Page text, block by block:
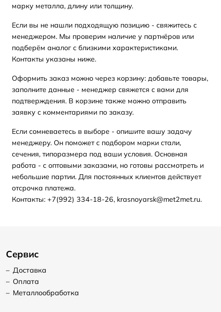
марку металла, длину или толщину.
Если вы не нашли подходящую позицию - свяжитесь с
менеджером. Мы проверим наличие у партнёров или
подберём аналог с близкими характеристиками.
Контакты указаны ниже.
Оформить заказ можно через корзину: добавьте товары,
заполните данные - менеджер свяжется с вами для
подтверждения. В корзине также можно отправить
заявку с комментариями по заказу.
Если сомневаетесь в выборе - опишите вашу задачу
менеджеру. Он поможет с подбором марки стали,
сечения, типоразмера под ваши условия. Основная
работа - с оптовыми заказами, но готовы рассмотреть и
небольшие партии. Для постоянных клиентов действует
отсрочка платежа.
Контакты: +7(992) 334-18-26, krasnoyarsk@met2met.ru.
Сервис
– Доставка
– Оплата
– Металлообработка